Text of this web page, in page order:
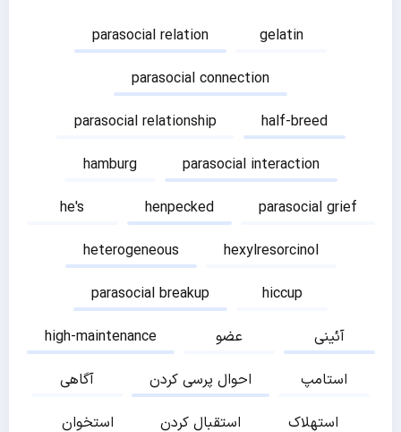
parasocial relation
gelatin
parasocial connection
parasocial relationship
half-breed
hamburg
parasocial interaction
he's
henpecked
parasocial grief
heterogeneous
hexylresorcinol
parasocial breakup
hiccup
high-maintenance
عضو
آئینی
آگاهی
احوال پرسی کردن
استامپ
استخوان
استقبال کردن
استهلاک